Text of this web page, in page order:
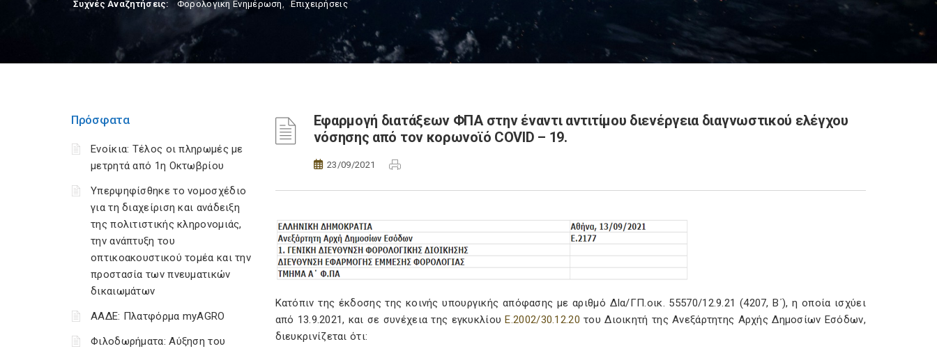
Συχνές Αναζητήσεις: Φορολογικη Ενημέρωση, Επιχειρήσεις
Πρόσφατα
Ενοίκια: Τέλος οι πληρωμές με
μετρητά από 1η Οκτωβρίου
Υπερψηφίσθηκε το νομοσχέδιο
για τη διαχείριση και ανάδειξη
της πολιτιστικής κληρονομιάς,
την ανάπτυξη του
οπτικοακουστικού τομέα και την
προστασία των πνευματικών
δικαιωμάτων
ΑΑΔΕ: Πλατφόρμα myAGRO
Φιλοδωρήματα: Αύξηση του
Εφαρμογή διατάξεων ΦΠΑ στην έναντι αντιτίμου διενέργεια διαγνωστικού ελέγχου
νόσησης από τον κορωνοϊό COVID – 19.
23/09/2021
Κατόπιν της έκδοσης της κοινής υπουργικής απόφασης με αριθμό ΔΙα/ΓΠ.οικ. 55570/12.9.21 (4207, Β΄), η οποία ισχύει
από 13.9.2021, και σε συνέχεια της εγκυκλίουΕ.2002/30.12.20 του Διοικητή της Ανεξάρτητης Αρχής Δημοσίων Εσόδων,
διευκρινίζεται ότι: